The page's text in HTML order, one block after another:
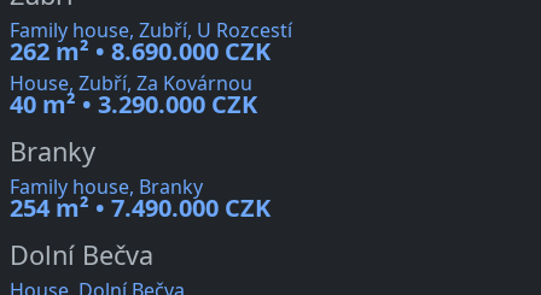
Family house, Zubří, U Rozcestí
262 m² • 8.690.000 CZK
House, Zubří, Za Kovárnou
40 m² • 3.290.000 CZK
Branky
Family house, Branky
254 m² • 7.490.000 CZK
Dolní Bečva